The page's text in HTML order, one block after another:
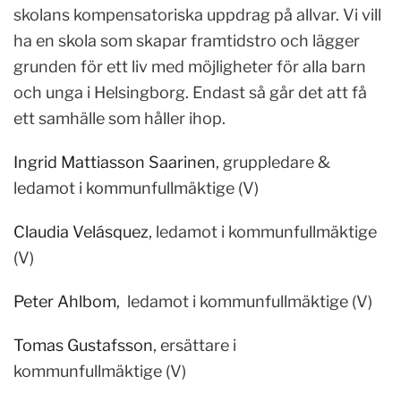
skolans kompensatoriska uppdrag på allvar. Vi vill
ha en skola som skapar framtidstro och lägger
grunden för ett liv med möjligheter för alla barn
och unga i Helsingborg. Endast så går det att få
ett samhälle som håller ihop.
Ingrid Mattiasson Saarinen, gruppledare &
ledamot i kommunfullmäktige (V)
Claudia Velásquez, ledamot i kommunfullmäktige
(V)
Peter Ahlbom, ledamot i kommunfullmäktige (V)
Tomas Gustafsson, ersättare i
kommunfullmäktige (V)